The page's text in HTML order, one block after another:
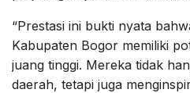
“Prestasi ini bukti nyata
Kabupaten Bogor memiliki
juang tinggi. Mereka tidak
daerah, tetapi juga